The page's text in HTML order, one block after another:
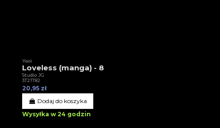
Yaoi
Loveless (manga) - 8
Studio JG
3T21782
20,95 zł
Dodaj do koszyka
Wysyłka w 24 godzin